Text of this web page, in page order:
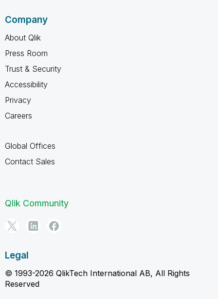
Company
About Qlik
Press Room
Trust & Security
Accessibility
Privacy
Careers
Global Offices
Contact Sales
Qlik Community
Legal
© 1993-2026 QlikTech International AB, All Rights
Reserved